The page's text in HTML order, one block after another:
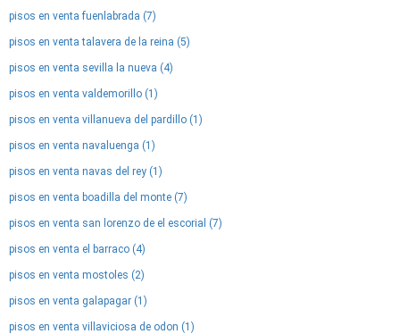
pisos en venta fuenlabrada (7)
pisos en venta talavera de la reina (5)
pisos en venta sevilla la nueva (4)
pisos en venta valdemorillo (1)
pisos en venta villanueva del pardillo (1)
pisos en venta navaluenga (1)
pisos en venta navas del rey (1)
pisos en venta boadilla del monte (7)
pisos en venta san lorenzo de el escorial (7)
pisos en venta el barraco (4)
pisos en venta mostoles (2)
pisos en venta galapagar (1)
pisos en venta villaviciosa de odon (1)